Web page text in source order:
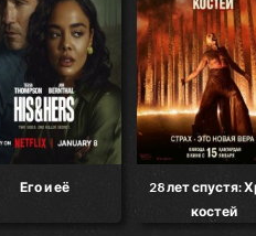
Его и её
28 лет спустя: Храм
костей